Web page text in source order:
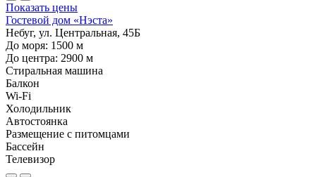
Показать цены
Гостевой дом «Нэста»
Небуг, ул. Центральная, 45Б
До моря: 1500 м
До центра: 2900 м
Стиральная машина
Балкон
Wi-Fi
Холодильник
Автостоянка
Размещение с питомцами
Бассейн
Телевизор